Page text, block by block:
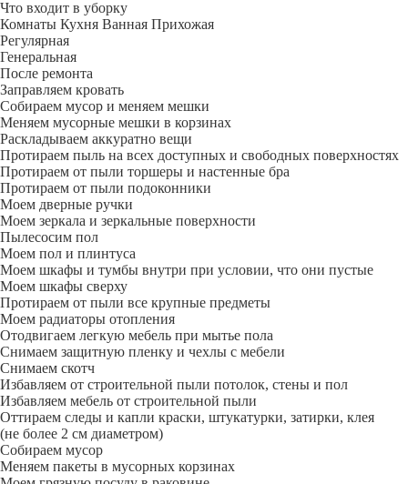
Что входит в уборку
Регу­лярная
Гене­ральная
После ремонта
Заправляем кровать
Собираем мусор и меняем мешки
Меняем мусорные мешки в корзинах
Раскладываем аккуратно вещи
Протираем пыль на всех доступных и свободных поверхностях
Протираем от пыли торшеры и настенные бра
Протираем от пыли подоконники
Моем дверные ручки
Моем зеркала и зеркальные поверхности
Пылесосим пол
Моем пол и плинтуса
Моем шкафы и тумбы внутри при условии, что они пустые
Моем шкафы сверху
Протираем от пыли все крупные предметы
Моем радиаторы отопления
Отодвигаем легкую мебель при мытье пола
Снимаем защитную пленку и чехлы с мебели
Снимаем скотч
Избавляем от строительной пыли потолок, стены и пол
Избавляем мебель от строительной пыли
Оттираем следы и капли краски, штукатурки, затирки, клея
(не более 2 см диаметром)
Собираем мусор
Меняем пакеты в мусорных корзинах